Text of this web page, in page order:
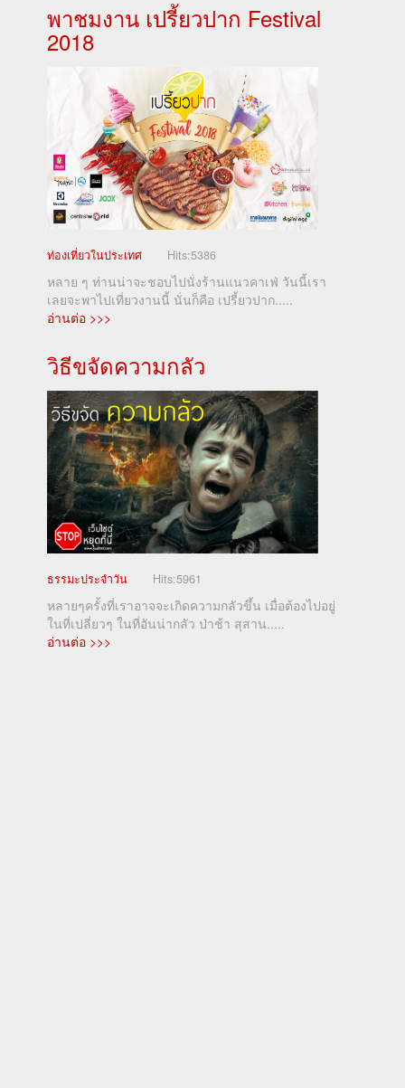
พาชมงาน เปรี้ยวปาก Festival
2018
ท่องเที่ยวในประเทศ Hits:5386
หลาย ๆ ท่านน่าจะชอบไปนั่งร้านแนวคาเฟ่ วันนี้เรา
เลยจะพาไปเที่ยวงานนี้ นั่นก็คือ เปรี้ยวปาก.....
อ่านต่อ >>>
วิธีขจัดความกลัว
ธรรมะประจำวัน Hits:5961
หลายๆครั้งที่เราอาจจะเกิดความกลัวขึ้น เมื่อต้องไปอยู่
ในที่เปลี่ยวๆ ในที่อันน่ากลัว ป่าช้า สุสาน.....
อ่านต่อ >>>